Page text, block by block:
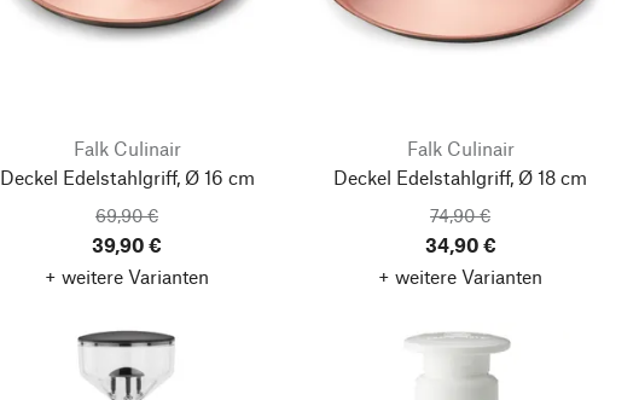
Falk Culinair
Deckel Edelstahlgriff, Ø 16 cm
69,90 €
39,90 €
+ weitere Varianten
Falk Culinair
Deckel Edelstahlgriff, Ø 18 cm
74,90 €
34,90 €
+ weitere Varianten